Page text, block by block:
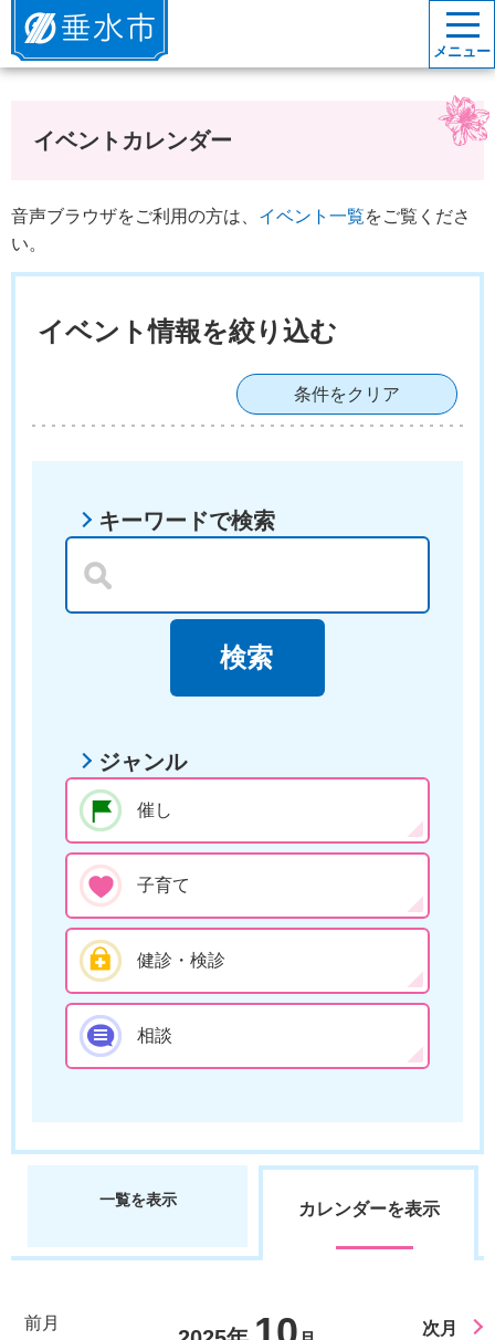
垂水市
メニュー
イベントカレンダー
音声ブラウザをご利用の方は、 イベント一覧をご覧くださ
い。
イベント情報を絞り込む
条件をクリア
キーワードで検索
ジャンル
催し
子育て
健診・検診
相談
一覧を表示 カレンダーを表示
前月 次月